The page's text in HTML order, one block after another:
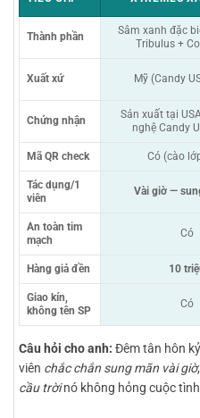
Thành phần
Sâm xanh đặc
Tribulus +
Xuất xứ Mỹ (Candy
Chứng nhận
Sản xuất tại
nghệ Candy
Mã QR check Có (cào
Tác dụng/1
viên
Vài giờ —
An toàn tim
mạch
Có
Hàng giả đền 10
Giao kín,
không tên SP
Có
Câu hỏi cho anh: Đêm tân hôn
viên chắc chắn sung mãn vài giờ
cầu trờinó không hỏng cuộc